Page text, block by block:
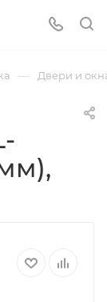
— Двери и